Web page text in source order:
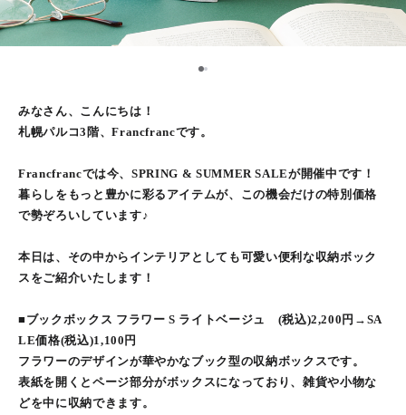
1
みなさん、こんにちは！
札幌パルコ3階、Francfrancです。
Francfrancでは今、SPRING & SUMMER SALEが開催中です！
暮らしをもっと豊かに彩るアイテムが、この機会だけの特別価格
で勢ぞろいしています♪
本日は、その中からインテリアとしても可愛い便利な収納ボック
スをご紹介いたします！
■ブックボックス フラワー S ライトベージュ (税込)2,200円→SA
LE価格(税込)1,100円
フラワーのデザインが華やかなブック型の収納ボックスです。
表紙を開くとページ部分がボックスになっており、雑貨や小物な
どを中に収納できます。